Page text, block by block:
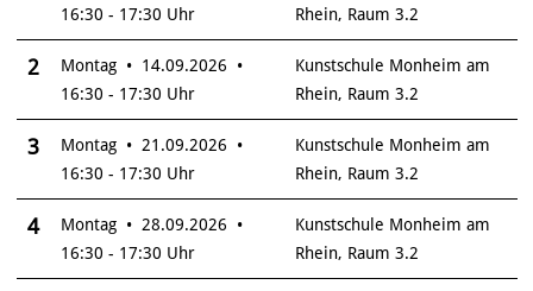
16:30 - 17:30 Uhr
Rhein, Raum 3.2
2
Montag • 14.09.2026 •
16:30 - 17:30 Uhr
Kunstschule Monheim am
Rhein, Raum 3.2
3
Montag • 21.09.2026 •
16:30 - 17:30 Uhr
Kunstschule Monheim am
Rhein, Raum 3.2
4
Montag • 28.09.2026 •
16:30 - 17:30 Uhr
Kunstschule Monheim am
Rhein, Raum 3.2